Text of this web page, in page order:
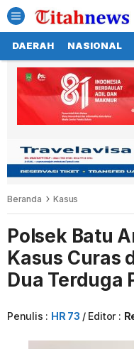
DAERAH NASIONAL
Beranda Kasus
Polsek Batu
Kasus Curas
Dua Terduga
Penulis : HR 73 Editor :